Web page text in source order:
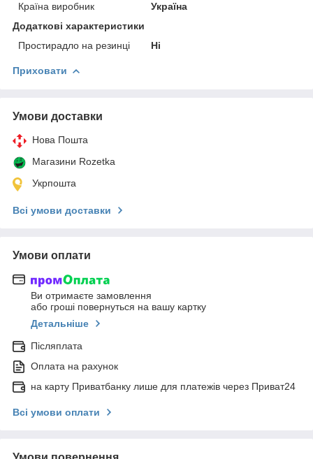
Країна виробник
Україна
Додаткові характеристики
Простирадло на резинці
Ні
Приховати
Умови доставки
Нова Пошта
Магазини Rozetka
Укрпошта
Всі умови доставки
Умови оплати
Ви отримаєте замовлення
або гроші повернуться на вашу картку
Детальніше
Післяплата
Оплата на рахунок
на карту Приватбанку лише для платежів через Приват24
Всі умови оплати